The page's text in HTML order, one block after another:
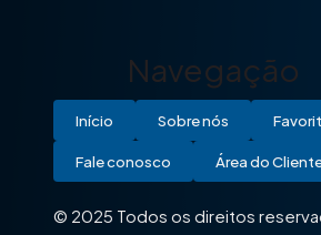
Navegação
Início Sobre nós
Fale conosco Área do
© 2025 Todos os direitos